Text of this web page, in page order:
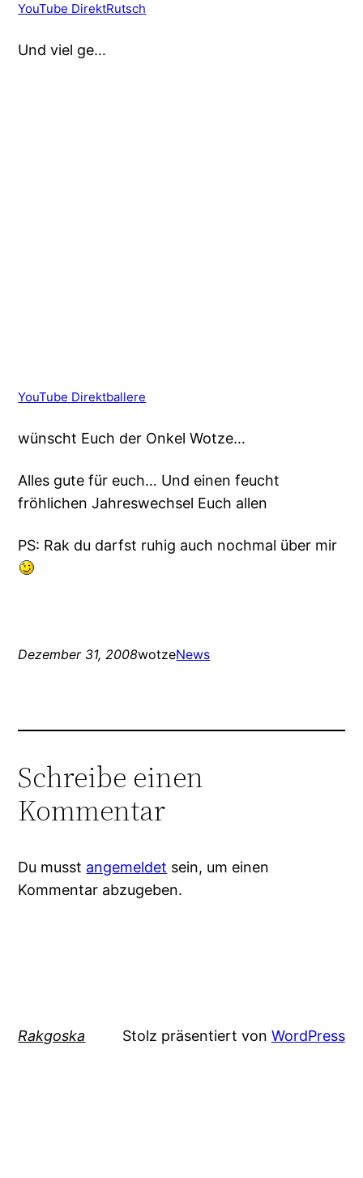
YouTube DirektRutsch
Und viel ge…
YouTube Direktballere
wünscht Euch der Onkel Wotze…
Alles gute für euch… Und einen feucht
fröhlichen Jahreswechsel Euch allen
PS: Rak du darfst ruhig auch nochmal über mir
Dezember 31, 2008wotzeNews
Schreibe einen
Kommentar
Du musst angemeldet sein, um einen
Kommentar abzugeben.
Rakgoska Stolz präsentiert von WordPress